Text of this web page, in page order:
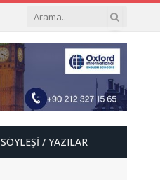
SÖYLEŞI / YAZILAR